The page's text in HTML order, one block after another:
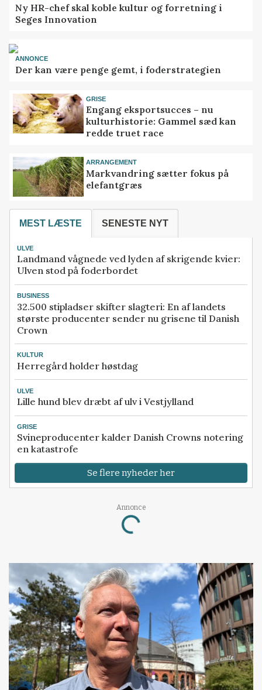
Ny HR-chef skal koble kultur og forretning i
Seges Innovation
ANNONCE
Der kan være penge gemt, i foderstrategien
GRISE
Engang eksportsucces – nu
kulturhistorie: Gammel sæd kan
redde truet race
ARRANGEMENT
Markvandring sætter fokus på
elefantgræs
MEST LÆSTE SENESTE NYT
ULVE
Landmand vågnede ved lyden af skrigende kvier:
Ulven stod på foderbordet
BUSINESS
32.500 stipladser skifter slagteri: En af landets
største producenter sender nu grisene til Danish
Crown
KULTUR
Herregård holder høstdag
ULVE
Lille hund blev dræbt af ulv i Vestjylland
GRISE
Svineproducenter kalder Danish Crowns notering
en katastrofe
Se flere nyheder her
Annonce
Loading...